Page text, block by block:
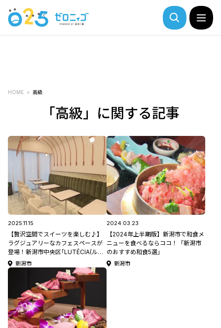
HOME 高級
「高級」に関する記事
2025.11.15
【贅沢空間でスイーツを楽しむ♪】
ラグジュアリーなカフェスペースが
登場！新潟市中央区｢LUTÉCIA(ルー
テシア)｣
新潟市
2024.03.23
【2024年上半期版】新潟市で和食メ
ニューを食べるならココ！「新潟市
のおすすめ和食5選」
新潟市